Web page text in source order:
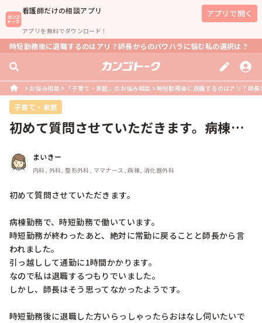
看護師だけの相談アプリ
アプリを無料でダウンロード！
アプリで開く
時短勤務後に退職するのはアリ？師長からのパワハラに悩む私の選択は？
お悩み相談 「子育て・家庭」のお悩み相談 時短勤務後に退職するのはアリ？師
子育て・家庭
初めて質問させていただきます。病棟勤
まいきー
内科, 外科, 整形外科, ママナース, 病棟, 消化器外科
初めて質問させていただきます。
病棟勤務で、時短勤務で働いています。
時短勤務が終わったあと、絶対に常勤に戻ることと師長から言
われました。
引っ越しして通勤に1時間かかります。
なので私は退職するつもりでいました。
しかし、師長はそう思ってなかったようです。
時短勤務後に退職した方いらっしゃったらおはなし伺いたいで